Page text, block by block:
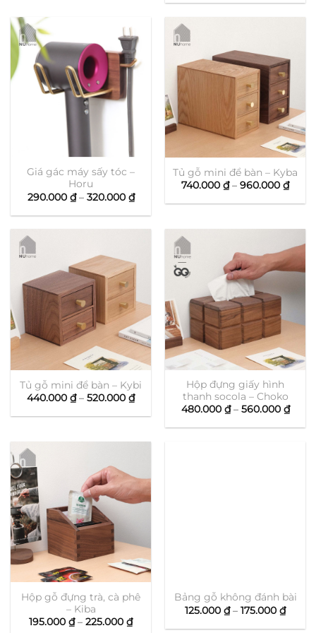
Giá gác máy sấy tóc –
Horu
290.000 ₫ – 320.000 ₫Khoảng
giá:
từ
320.000 ₫
Tủ gỗ mini để bàn – Kyba
740.000 ₫ – 960.000 ₫
giá:
từ
Tủ gỗ mini để bàn – Kybi
440.000 ₫ – 520.000 ₫Khoảng
giá:
từ
520.000 ₫
Hộp đựng giấy hình
thanh socola – Choko
480.000 ₫ – 560.000 ₫
giá:
từ
Hộp gỗ đựng trà, cà phê
– Kiba
195.000 ₫ – 225.000 ₫Khoảng
giá:
Bảng gỗ không đánh bài
125.000 ₫ – 175.000 ₫
giá:
từ